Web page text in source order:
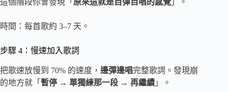
這個階段你會發現「 原來這就是自彈自唱的感覺 」。
時間：每首歌約 3–7 天。
步驟 4：慢速加入歌詞
把歌速放慢到 70% 的速度， 邊彈邊唱完整歌詞。發現崩
的地方就「 暫停 → 單獨練那一段 → 再繼續 」。